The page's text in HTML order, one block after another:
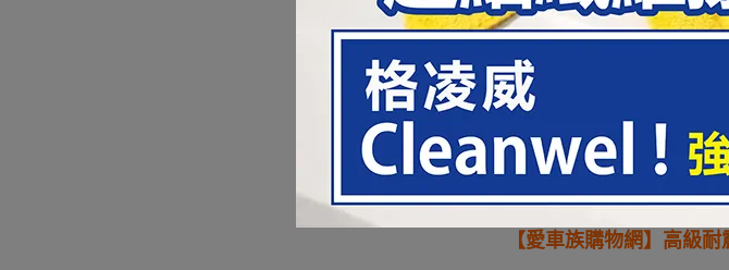
【愛車族購物網】 高級耐